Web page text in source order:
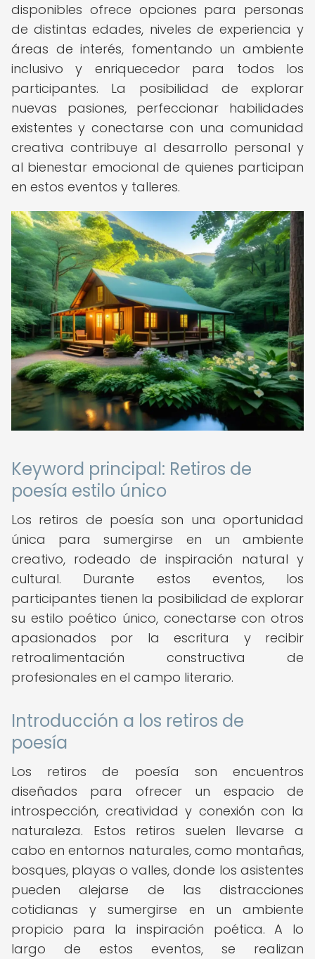
disponibles ofrece opciones para personas
de distintas edades, niveles de experiencia y
áreas de interés, fomentando un ambiente
inclusivo y enriquecedor para todos los
participantes. La posibilidad de explorar
nuevas pasiones, perfeccionar habilidades
existentes y conectarse con una comunidad
creativa contribuye al desarrollo personal y
al bienestar emocional de quienes participan
en estos eventos y talleres.
Keyword principal: Retiros de
poesía estilo único
Los retiros de poesía son una oportunidad
única para sumergirse en un ambiente
creativo, rodeado de inspiración natural y
cultural. Durante estos eventos, los
participantes tienen la posibilidad de explorar
su estilo poético único, conectarse con otros
apasionados por la escritura y recibir
retroalimentación constructiva de
profesionales en el campo literario.
Introducción a los retiros de
poesía
Los retiros de poesía son encuentros
diseñados para ofrecer un espacio de
introspección, creatividad y conexión con la
naturaleza. Estos retiros suelen llevarse a
cabo en entornos naturales, como montañas,
bosques, playas o valles, donde los asistentes
pueden alejarse de las distracciones
cotidianas y sumergirse en un ambiente
propicio para la inspiración poética. A lo
largo de estos eventos, se realizan